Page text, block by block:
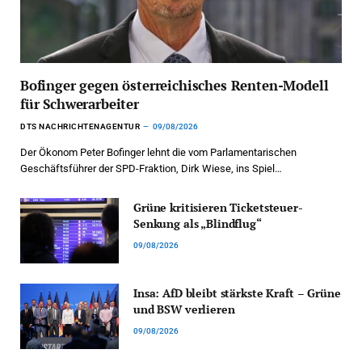
Bofinger gegen österreichisches Renten-Modell
für Schwerarbeiter
DTS NACHRICHTENAGENTUR 09/08/2026
Der Ökonom Peter Bofinger lehnt die vom Parlamentarischen
Geschäftsführer der SPD-Fraktion, Dirk Wiese, ins Spiel…
Grüne kritisieren Ticketsteuer-
Senkung als „Blindflug“
09/08/2026
Insa: AfD bleibt stärkste Kraft – Grüne
und BSW verlieren
09/08/2026